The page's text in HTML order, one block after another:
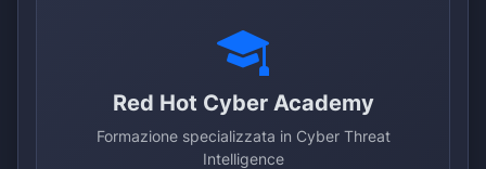
Red Hot Cyber Academy
Formazione specializzata in Cyber Threat
Intelligence